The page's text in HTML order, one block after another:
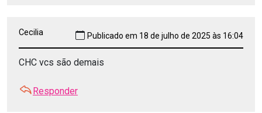
Cecilia Publicado em 18 de julho de 2025 às 16:04
CHC vcs são demais
Responder